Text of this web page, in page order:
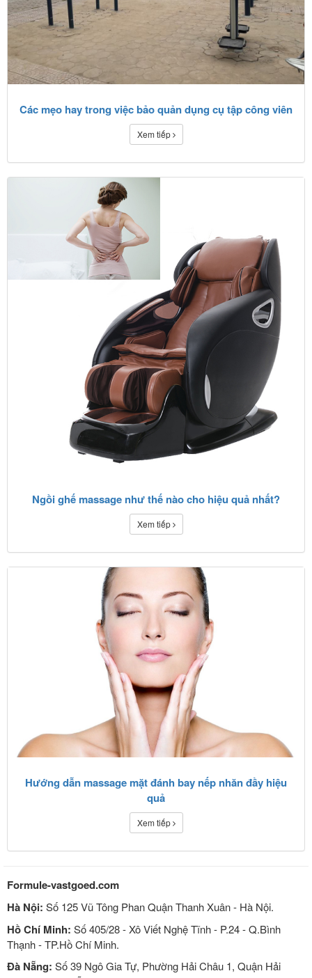
Các mẹo hay trong việc bảo quản dụng cụ tập công viên
Xem tiếp
Ngồi ghế massage như thế nào cho hiệu quả nhất?
Xem tiếp
Hướng dẫn massage mặt đánh bay nếp nhăn đầy hiệu
quả
Xem tiếp
Formule-vastgoed.com
Hà Nội: Số 125 Vũ Tông Phan Quận Thanh Xuân - Hà Nội.
Hồ Chí Minh: Số 405/28 - Xô Viết Nghệ Tĩnh - P.24 - Q.Bình
Thạnh - TP.Hồ Chí Minh.
Đà Nẵng: Số 39 Ngô Gia Tự, Phường Hải Châu 1, Quận Hải